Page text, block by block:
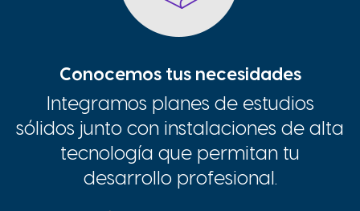
Conocemos tus necesidades
Integramos planes de estudios
sólidos junto con instalaciones de alta
tecnología que permitan tu
desarrollo profesional.